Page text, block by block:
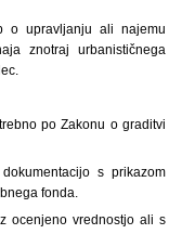
o upravljanju ali najemu
znotraj urbanističnega
po Zakonu o graditvi
s prikazom
fonda.
ocenjeno vrednostjo ali s